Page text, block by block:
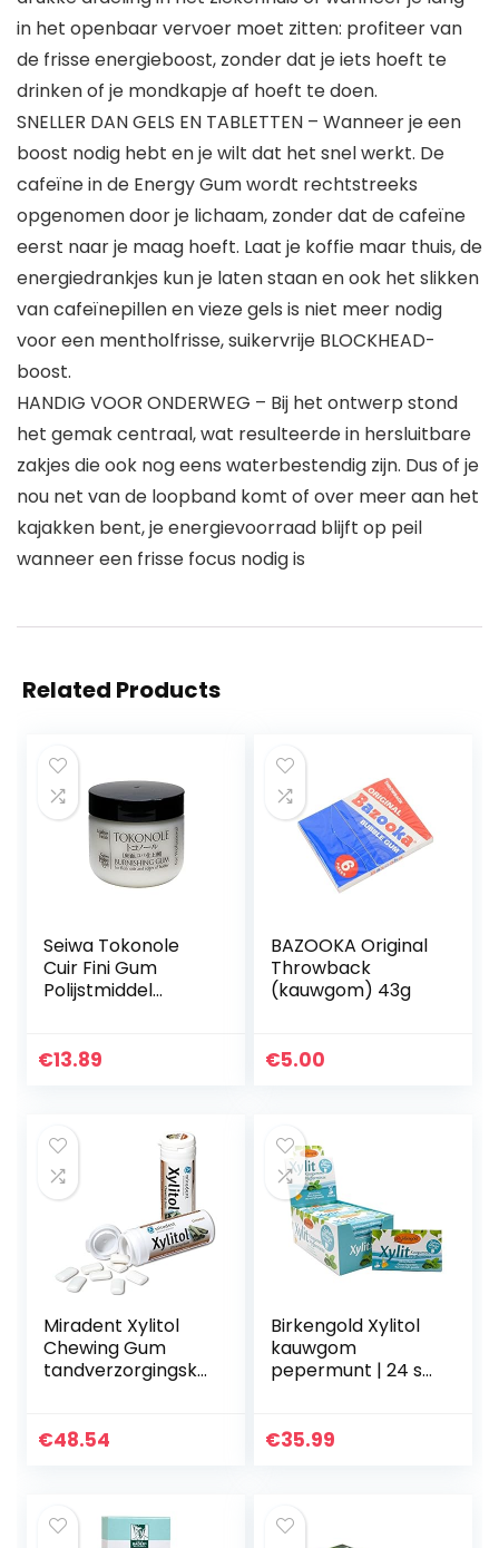
in het openbaar vervoer moet zitten: profiteer van
de frisse energieboost, zonder dat je iets hoeft te
drinken of je mondkapje af hoeft te doen.
SNELLER DAN GELS EN TABLETTEN – Wanneer je een
boost nodig hebt en je wilt dat het snel werkt. De
cafeïne in de Energy Gum wordt rechtstreeks
opgenomen door je lichaam, zonder dat de cafeïne
eerst naar je maag hoeft. Laat je koffie maar thuis, de
energiedrankjes kun je laten staan en ook het slikken
van cafeïnepillen en vieze gels is niet meer nodig
voor een mentholfrisse, suikervrije BLOCKHEAD-
boost.
HANDIG VOOR ONDERWEG – Bij het ontwerp stond
het gemak centraal, wat resulteerde in hersluitbare
zakjes die ook nog eens waterbestendig zijn. Dus of je
nou net van de loopband komt of over meer aan het
kajakken bent, je energievoorraad blijft op peil
wanneer een frisse focus nodig is
Related Products
Seiwa Tokonole
Cuir Fini Gum
Polijstmiddel
€13.89
BAZOOKA Original
Throwback
(kauwgom) 43g
€5.00
Miradent Xylitol
Chewing Gum
tandverzorgingska
g)
€48.54
Birkengold Xylitol
kauwgom
pepermunt | 24 st.
om | suikervrij |
€35.99